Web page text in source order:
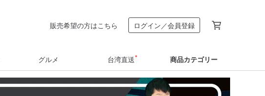
販売希望の方はこちら ログイン／会員登録
グルメ 台湾直送 商品カテゴリー